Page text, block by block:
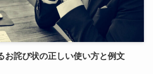
お詫び状の正しい使い方と例文